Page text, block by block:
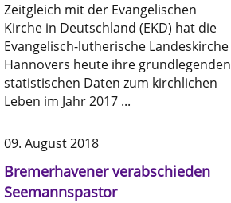
Zeitgleich mit der Evangelischen
Kirche in Deutschland (EKD) hat die
Evangelisch-lutherische Landeskirche
Hannovers heute ihre grundlegenden
statistischen Daten zum kirchlichen
Leben im Jahr 2017 ...
09. August 2018
Bremerhavener verabschieden
Seemannspastor